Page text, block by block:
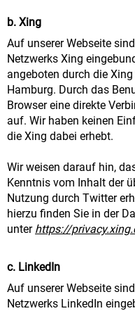
b. Xing
Auf unserer Webseite
Netzwerks Xing
angeboten durch die
Hamburg. Durch das
Browser eine direkte
auf. Wir haben keinen
die Xing dabei erhebt.
Wir weisen darauf hin,
Kenntnis vom Inhalt der
Nutzung durch Twitter
hierzu finden Sie in der
unter https://
c. LinkedIn
Auf unserer Webseite
Netzwerks LinkedIn